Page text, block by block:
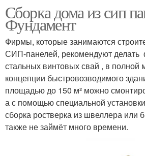
Сборка дома из сип
Фундамент
Фирмы, которые занимаются
СИП-панелей, рекомендуют делать
стальных винтовых свай , в полной
концепции быстровозводимого
площадью до 150 м² можно
а с помощью специальной
сборка ростверка из швеллера или
также не займёт много времени.